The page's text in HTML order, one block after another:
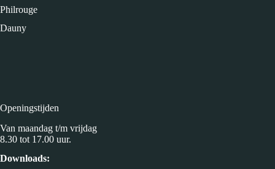
Philrouge
Dauny
Openingstijden
Van maandag t/m vrijdag
8.30 tot 17.00 uur.
Downloads: